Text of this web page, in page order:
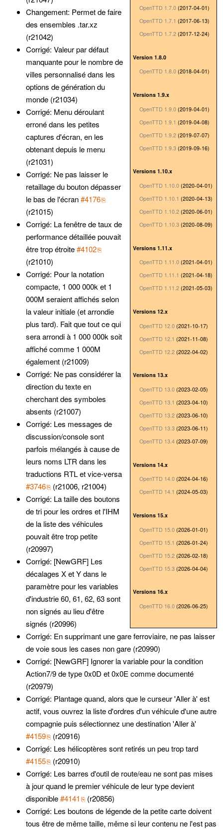
OpenTTD 1.7.0 (2017-04-01)
OpenTTD 1.7.1 (2017-06-13)
OpenTTD 1.7.2 (2017-12-24)
Version 1.8.0
OpenTTD 1.8.0 (2018-04-01)
Versions 1.9.x
OpenTTD 1.9.0 (2019-04-01)
OpenTTD 1.9.1 (2019-04-08)
OpenTTD 1.9.2 (2019-07-07)
OpenTTD 1.9.3 (2019-09-16)
Versions 1.10.x
OpenTTD 1.10.0 (2020-04-01)
OpenTTD 1.10.1 (2020-04-13)
OpenTTD 1.10.2 (2020-06-01)
OpenTTD 1.10.3 (2020-08-09)
Versions 1.11.x
OpenTTD 1.11.0 (2021-04-01)
OpenTTD 1.11.1 (2021-04-18)
OpenTTD 1.11.2 (2021-05-03)
Versions 12.x
OpenTTD 12.0 (2021-10-17)
OpenTTD 12.1 (2021-11-08)
OpenTTD 12.2 (2022-04-02)
Versions 13.x
OpenTTD 13.0 (2023-02-05)
OpenTTD 13.1 (2023-04-10)
OpenTTD 13.2 (2023-06-10)
OpenTTD 13.3 (2023-06-11)
OpenTTD 13.4 (2023-07-09)
Versions 14.x
OpenTTD 14.0 (2024-04-16)
OpenTTD 14.1 (2024-05-03)
Versions 15.x
OpenTTD 15.0 (2026-01-01)
OpenTTD 15.1 (2026-01-24)
OpenTTD 15.2 (2026-02-18)
OpenTTD 15.3 (2026-04-04)
Versions 16.x
OpenTTD 16.0 (2026-06-25)
Changement: Permet de faire
des ensembles .tar.xz
(r21042)
Corrigé: Valeur par défaut
manquante pour le nombre de
villes personnalisé dans les
options de génération du
monde (r21034)
Corrigé: Menu déroulant
erroné dans les petites
captures d'écran, en les
obtenant depuis le menu
(r21031)
Corrigé: Ne pas laisser le
retaillage du bouton dépasser
le bas de l'écran#4176
(r21015)
Corrigé: La fenêtre de taux de
performance détaillée pouvait
être trop étroite#4102
(r21010)
Corrigé: Pour la notation
compacte, 1 000 000k et 1
000M seraient affichés selon
la valeur initiale (et arrondie
plus tard). Fait que tout ce qui
sera arrondi à 1 000 000k soit
affiché comme 1 000M
également (r21009)
Corrigé: Ne pas considérer la
direction du texte en
cherchant des symboles
absents (r21007)
Corrigé: Les messages de
discussion/console sont
parfois mélangés à cause de
leurs noms LTR dans les
traductions RTL et vice-versa
#3746
(r21006, r21004)
Corrigé: La taille des boutons
de tri pour les ordres et l'IHM
de la liste des véhicules
pouvait être trop petite
(r20997)
Corrigé: [NewGRF] Les
décalages X et Y dans le
paramètre pour les variables
d'industrie 60, 61, 62, 63 sont
non signés au lieu d'être
signés (r20996)
Corrigé: En supprimant une gare ferroviaire, ne pas laisser
de voie sous les cases non gare (r20990)
Corrigé: [NewGRF] Ignorer la variable pour la condition
Action7/9 de type 0x0D et 0x0E comme documenté
(r20979)
Corrigé: Plantage quand, alors que le curseur 'Aller à' est
actif, vous ouvrez la liste d'ordres d'un véhicule d'une autre
compagnie puis sélectionnez une destination 'Aller à'
#4159
(r20916)
Corrigé: Les hélicoptères sont retirés un peu trop tard
#4155
(r20910)
Corrigé: Les barres d'outil de route/eau ne sont pas mises
à jour quand le premier véhicule de leur type devient
disponible#4141
(r20856)
Corrigé: Les boutons de légende de la petite carte doivent
tous être de même taille, même si leur contenu ne l'est pas